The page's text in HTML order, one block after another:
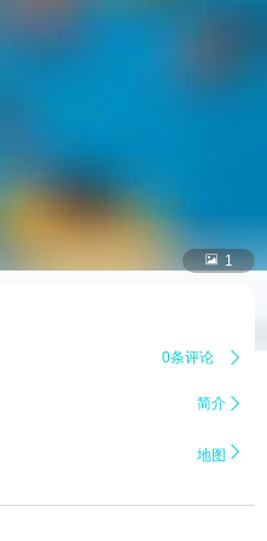
 1
0条评论 
简介 
地图 